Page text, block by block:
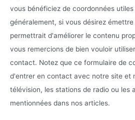
vous bénéficiez de coordonnées
généralement, si vous désirez
permettrait d'améliorer le contenu
vous remercions de bien vouloir
contact. Notez que ce formulaire de
d'entrer en contact avec notre site et
télévision, les stations de radio ou les
mentionnées dans nos articles.